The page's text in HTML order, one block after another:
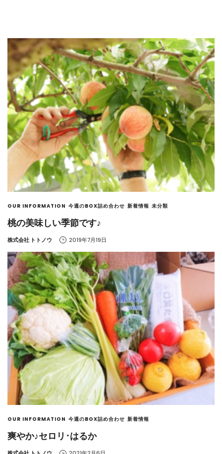
OUR INFORMATION 今週のBOX詰め合わせ 新着情報 未分類
桃の美味しい季節です♪
by
株式会社 トトノウ 2019年7月19日
OUR INFORMATION 今週のBOX詰め合わせ 新着情報
爽やか♪セロリ･はるか